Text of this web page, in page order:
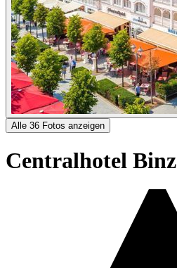
Alle 36 Fotos anzeigen
Centralhotel Binz